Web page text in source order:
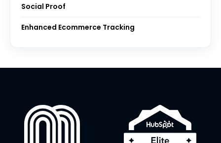
Social Proof
Enhanced Ecommerce Tracking